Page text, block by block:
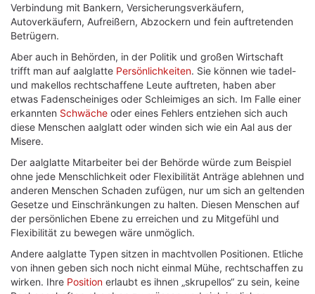
Verbindung mit Bankern, Versicherungsverkäufern,
Autoverkäufern, Aufreißern, Abzockern und fein auftretenden
Betrügern.
Aber auch in Behörden, in der Politik und großen Wirtschaft
trifft man auf aalglatte Persönlichkeiten. Sie können wie tadel-
und makellos rechtschaffene Leute auftreten, haben aber
etwas Fadenscheiniges oder Schleimiges an sich. Im Falle einer
erkannten Schwäche oder eines Fehlers entziehen sich auch
diese Menschen aalglatt oder winden sich wie ein Aal aus der
Misere.
Der aalglatte Mitarbeiter bei der Behörde würde zum Beispiel
ohne jede Menschlichkeit oder Flexibilität Anträge ablehnen und
anderen Menschen Schaden zufügen, nur um sich an geltenden
Gesetze und Einschränkungen zu halten. Diesen Menschen auf
der persönlichen Ebene zu erreichen und zu Mitgefühl und
Flexibilität zu bewegen wäre unmöglich.
Andere aalglatte Typen sitzen in machtvollen Positionen. Etliche
von ihnen geben sich noch nicht einmal Mühe, rechtschaffen zu
wirken. Ihre Position erlaubt es ihnen „skrupellos“ zu sein, keine